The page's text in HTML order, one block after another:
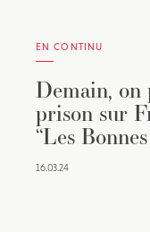
EN CONTINU
Demain, on
prison sur
“Les
16.03.24